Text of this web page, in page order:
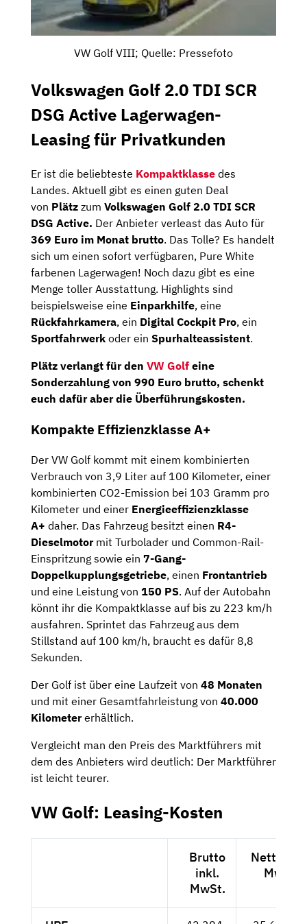
VW Golf VIII; Quelle: Pressefoto
Volkswagen Golf 2.0 TDI SCR
DSG Active Lagerwagen-
Leasing für Privatkunden
Er ist die beliebteste Kompaktklasse des
Landes. Aktuell gibt es einen guten Deal
von Plätz zum Volkswagen Golf 2.0 TDI SCR
DSG Active. Der Anbieter verleast das Auto für
369 Euro im Monat brutto. Das Tolle? Es handelt
sich um einen sofort verfügbaren, Pure White
farbenen Lagerwagen! Noch dazu gibt es eine
Menge toller Ausstattung. Highlights sind
beispielsweise eine Einparkhilfe, eine
Rückfahrkamera, ein Digital Cockpit Pro, ein
Sportfahrwerk oder ein Spurhalteassistent.
Plätz verlangt für den VW Golf eine
Sonderzahlung von 990 Euro brutto, schenkt
euch dafür aber die Überführungskosten.
Kompakte Effizienzklasse A+
Der VW Golf kommt mit einem kombinierten
Verbrauch von 3,9 Liter auf 100 Kilometer, einer
kombinierten CO2-Emission bei 103 Gramm pro
Kilometer und einer Energieeffizienzklasse
A+ daher. Das Fahrzeug besitzt einen R4-
Dieselmotormit Turbolader und Common-Rail-
Einspritzung sowie ein 7-Gang-
Doppelkupplungsgetriebe, einen Frontantrieb
und eine Leistung von 150 PS. Auf der Autobahn
könnt ihr die Kompaktklasse auf bis zu 223 km/h
ausfahren. Sprintet das Fahrzeug aus dem
Stillstand auf 100 km/h, braucht es dafür 8,8
Sekunden.
Der Golf ist über eine Laufzeit von 48 Monaten
und mit einer Gesamtfahrleistung von 40.000
Kilometererhältlich.
Vergleicht man den Preis des Marktführers mit
dem des Anbieters wird deutlich: Der Marktführer
ist leicht teurer.
VW Golf: Leasing-Kosten
Brutto
inkl.
MwSt.
Netto
MwSt.